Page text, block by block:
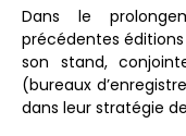
Dans le
précédentes
son stand,
(bureaux
dans leur stratégie